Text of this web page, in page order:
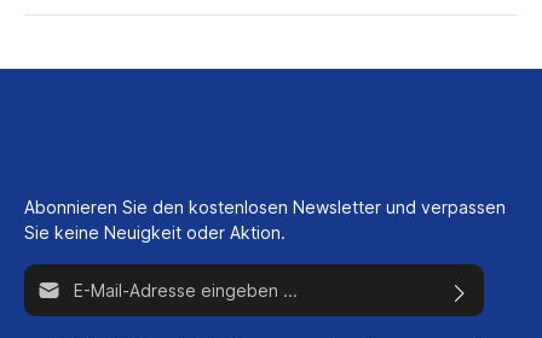
Abonnieren Sie den kostenlosen Newsletter und verpassen
Sie keine Neuigkeit oder Aktion.
E-Mail-Adresse*